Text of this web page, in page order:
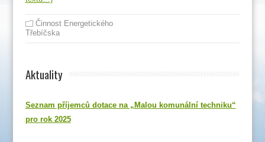
Činnost Energetického
Třebíčska
Aktuality
Seznam příjemců dotace na „Malou komunální techniku“
pro rok 2025